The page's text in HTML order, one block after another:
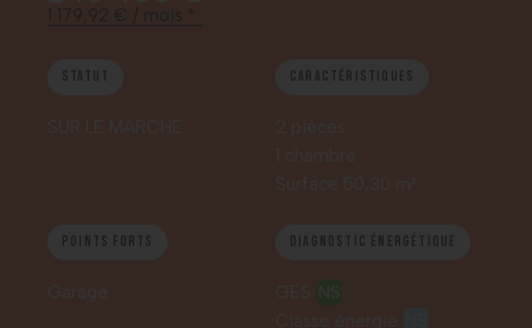
1 179,92 € / mois *
Statut Caractéristiques
Points forts Diagnostic énergétique